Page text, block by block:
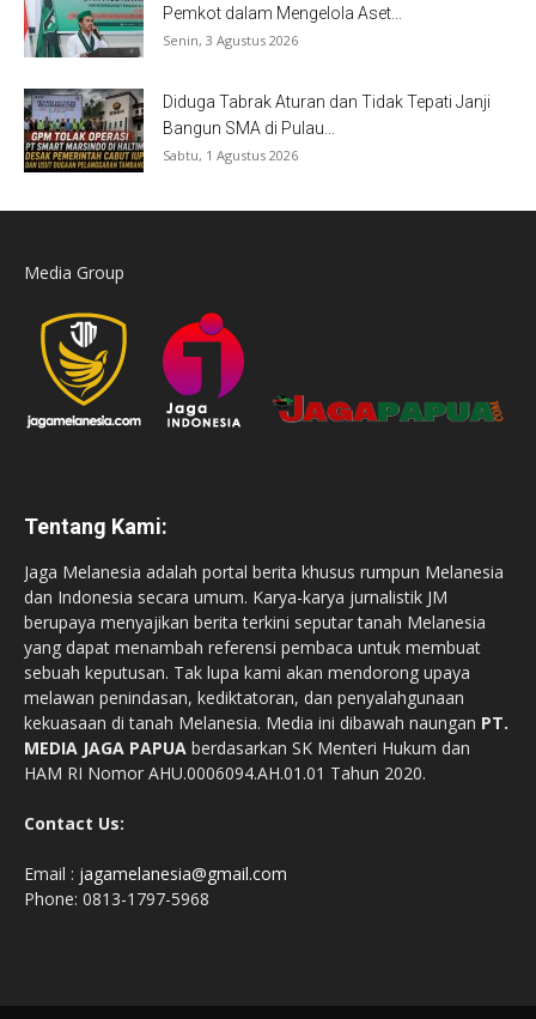
Pemkot dalam Mengelola Aset...
Senin, 3 Agustus 2026
Diduga Tabrak Aturan dan Tidak Tepati Janji
Bangun SMA di Pulau...
Sabtu, 1 Agustus 2026
Media Group
Tentang Kami:
Jaga Melanesia adalah portal berita khusus rumpun Melanesia
dan Indonesia secara umum. Karya-karya jurnalistik JM
berupaya menyajikan berita terkini seputar tanah Melanesia
yang dapat menambah referensi pembaca untuk membuat
sebuah keputusan. Tak lupa kami akan mendorong upaya
melawan penindasan, kediktatoran, dan penyalahgunaan
kekuasaan di tanah Melanesia. Media ini dibawah naungan PT.
MEDIA JAGA PAPUA berdasarkan SK Menteri Hukum dan
HAM RI Nomor AHU.0006094.AH.01.01 Tahun 2020.
Contact Us:
Email : jagamelanesia@gmail.com
Phone: 0813-1797-5968